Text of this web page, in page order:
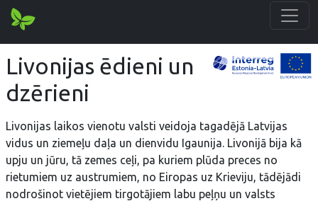
Livonijas ēdieni un
dzērieni
Livonijas laikos vienotu valsti veidoja tagadējā Latvijas
vidus un ziemeļu daļa un dienvidu Igaunija. Livonijā bija kā
upju un jūru, tā zemes ceļi, pa kuriem plūda preces no
rietumiem uz austrumiem, no Eiropas uz Krieviju, tādējādi
nodrošinot vietējiem tirgotājiem labu peļņu un valsts